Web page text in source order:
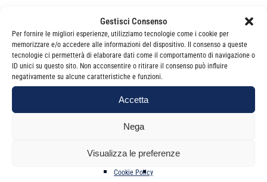
Gestisci Consenso
Per fornire le migliori esperienze, utilizziamo tecnologie come i cookie per
memorizzare e/o accedere alle informazioni del dispositivo. Il consenso a queste
tecnologie ci permetterà di elaborare dati come il comportamento di navigazione o
ID unici su questo sito. Non acconsentire o ritirare il consenso può influire
negativamente su alcune caratteristiche e funzioni.
Accetta
Nega
Visualizza le preferenze
Cookie Policy
Per la partecipazione al seminario è obbligatoria la
prenotazione